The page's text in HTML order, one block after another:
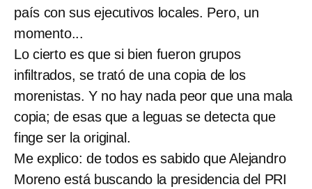
país con sus ejecutivos locales. Pero, un
momento...
Lo cierto es que si bien fueron grupos
infiltrados, se trató de una copia de los
morenistas. Y no hay nada peor que una mala
copia; de esas que a leguas se detecta que
finge ser la original.
Me explico: de todos es sabido que Alejandro
Moreno está buscando la presidencia del PRI